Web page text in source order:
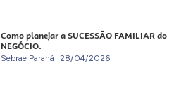
Como planejar a SUCESSÃO FAMILIAR do
NEGÓCIO.
Sebrae Paraná 28/04/2026